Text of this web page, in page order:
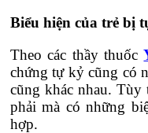
Biểu hiện của trẻ bị
Theo các thầy thuốc
chứng tự kỷ cũng có
cũng khác nhau. Tùy
phải mà có những
hợp.